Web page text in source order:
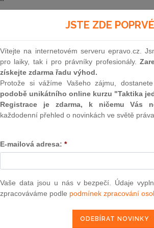
č.j. 26 Cdo 878/2022-153 ze dne
dárek Vám zašleme aktuální online
REGISTROVAT ZDE
právní věci žalobkyně Morgenstern s.r.o., se
v P., proti žalované městské části Praha
a o vyklizení nebytových prostor, vedené
o dovolání žalované proti rozsudku
Co 109/2021-121, tak, že rozsudek
109/2021-121, se zrušuje a věc se vrací
JSTE ZDE
Vítejte na internetovém serveru epravo.cz.
pro laiky, tak i pro právníky profesionály.
získejte zdarma řadu výhod.
Protože si vážíme Vašeho zájmu,
podobě unikátního online kurzu "Taktika
Registrace je zdarma, k ničemu Vás
každodenní přehled o novinkách ve světě práva.
E-mailová adresa: *
Vaše data jsou u nás v bezpečí. Údaje
zpracováváme podle podmínek zpracování